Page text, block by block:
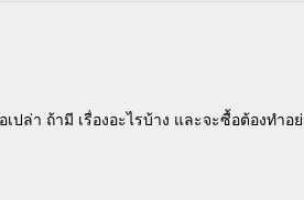
ล่า ถ้ามี เรื่องอะไรบ้าง และจะซื้อต้องทำอย่